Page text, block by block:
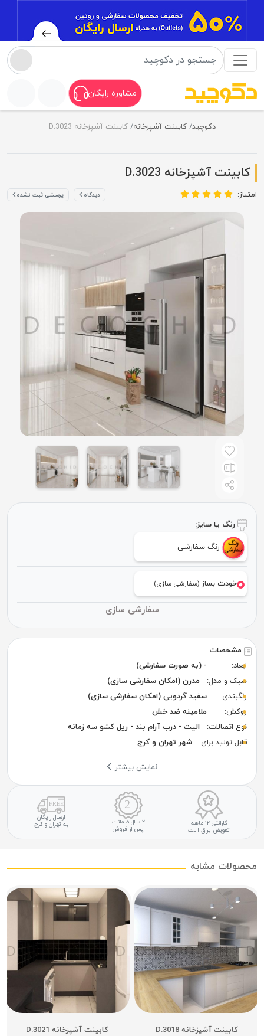
مشاوره رایگان
دکوچید کابینت آشپزخانه کابینت آشپزخانه D.3023
کابینت آشپزخانه D.3023
امتیاز: دیدگاه پرسشی ثبت نشده
مشخصات
ابعاد:
- (به صورت سفارشی)
سبک و مدل:
مدرن (امکان سفارشی سازی)
رنگبندی:
سفید گردویی (امکان سفارشی سازی)
روکش:
ملامینه ضد خش
نوع اتصالات:
الیت - درب آرام بند - ریل کشو سه زمانه
قابل تولید برای:
شهر تهران و کرج
نمایش بیشتر
گارانتی ۱۲ ماهه
تعویض یراق آلات
۲ سال ضمانت
پس از فروش
ارسال رایگان
به تهران و کرج
رنگ یا سایز:
رنگ سفارشی
خودت بساز(سفارشی سازی)
سفارشی سازی
محصولات مشابه
کابینت آشپزخانه D.3018
کابینت آشپزخانه D.3021